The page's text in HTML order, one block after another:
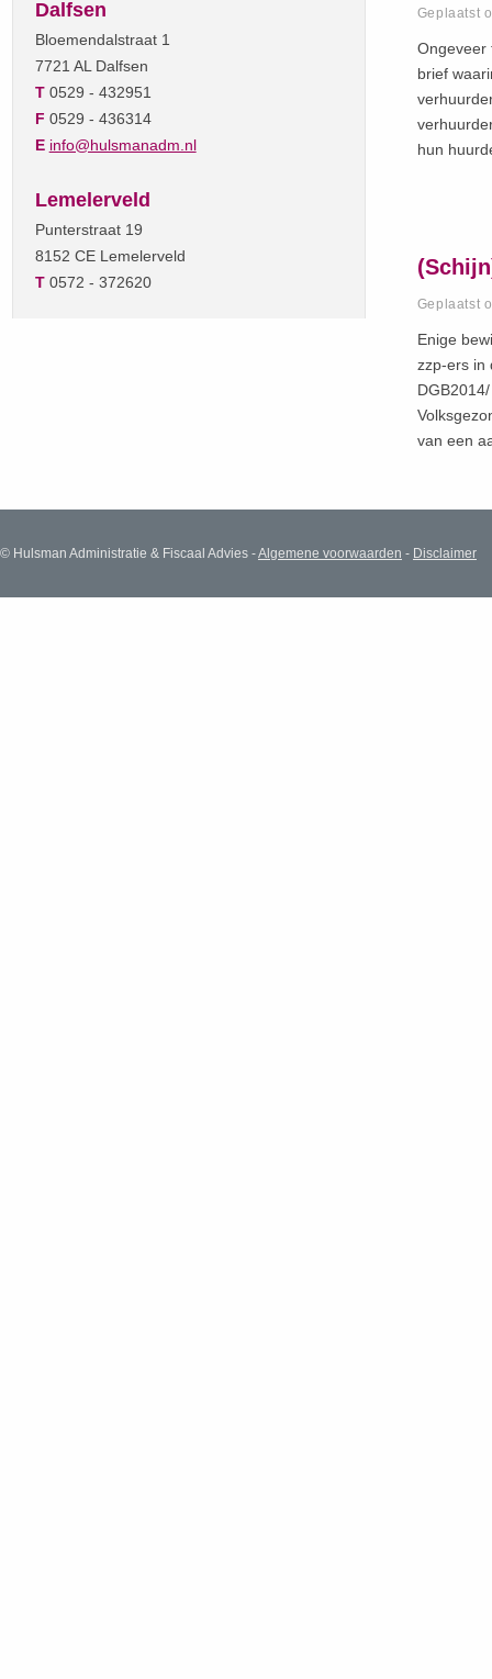
Dalfsen
Bloemendalstraat 1
7721 AL Dalfsen
T0529 - 432951
F 0529 - 436314
E info@hulsmanadm.nl
Lemelerveld
Punterstraat 19
8152 CE Lemelerveld
T0572 - 372620
Geplaatst
Ongeveer
brief
hun
Geplaatst
Enige
zzp-ers in
van een
© Hulsman Administratie & Fiscaal Advies -Algemene voorwaarden - Disclaimer